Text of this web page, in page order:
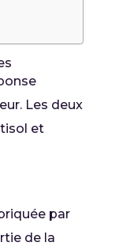
Les deux
et
par
de la